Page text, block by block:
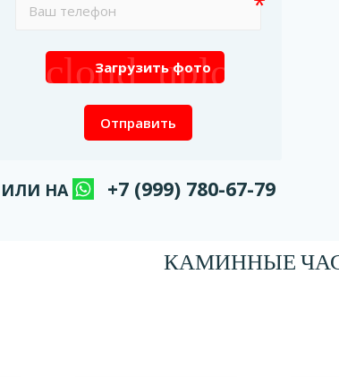
cloud_upload
Загрузить фото
Отправить
ИЛИ НА +7 (999) 780-67-79
КАМИННЫЕ